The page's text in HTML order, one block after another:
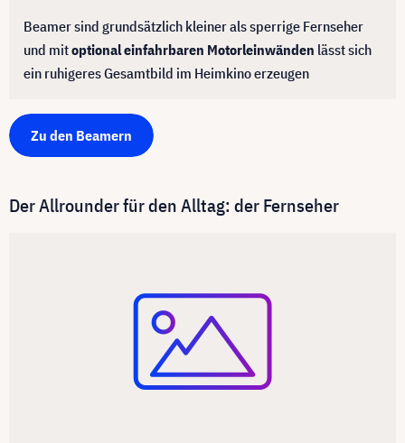
Beamer sind grundsätzlich kleiner als sperrige Fernseher
und mitoptional einfahrbaren Motorleinwänden lässt sich
ein ruhigeres Gesamtbild im Heimkino erzeugen
Zu den Beamern
Der Allrounder für den Alltag: der Fernseher